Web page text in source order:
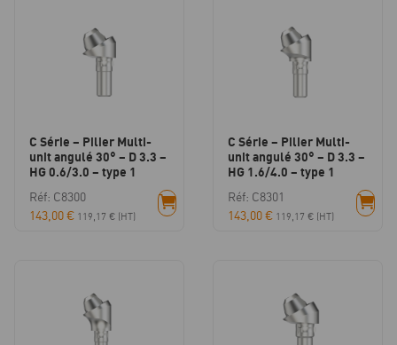
C Série – Pilier Multi-
unit angulé 30° – D 3.3 –
HG 0.6/3.0 – type 1
Réf: C8300
143,00€ 119,17 € (HT)
C Série – Pilier Multi-
unit angulé 30° – D 3.3 –
HG 1.6/4.0 – type 1
Réf: C8301
143,00€ 119,17 € (HT)